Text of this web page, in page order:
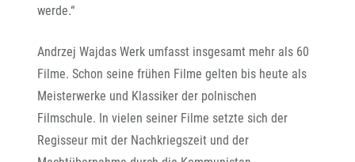
werde.“
Andrzej Wajdas Werk umfasst insgesamt mehr als 60
Filme. Schon seine frühen Filme gelten bis heute als
Meisterwerke und Klassiker der polnischen
Filmschule. In vielen seiner Filme setzte sich der
Regisseur mit der Nachkriegszeit und der